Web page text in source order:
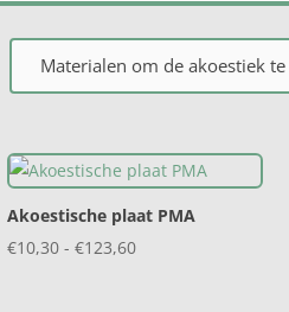
Materialen om de akoestiek
Akoestische plaat PMA
€10,30 - €123,60Prijsklasse: